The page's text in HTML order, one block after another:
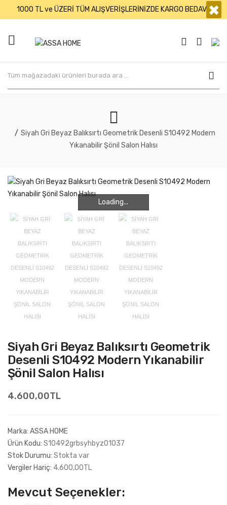
1000 TL ve ÜZERİ TÜM ALIŞVERİŞLERİNİZDE KARGO BEDAVA×
Siyah Gri Beyaz Balıksırtı Geometrik Desenli S10492 Modern
Yıkanabilir Şönil Salon Halısı
Loading...
Loading...
Siyah Gri Beyaz Balıksırtı Geometrik
Desenli S10492 Modern Yıkanabilir
Şönil Salon Halısı
4.600,00TL
Marka: ASSA HOME
Ürün Kodu: S10492grbsyhbyz01037
Stok Durumu: Stokta var
Vergiler Hariç: 4.600,00TL
Mevcut Seçenekler: